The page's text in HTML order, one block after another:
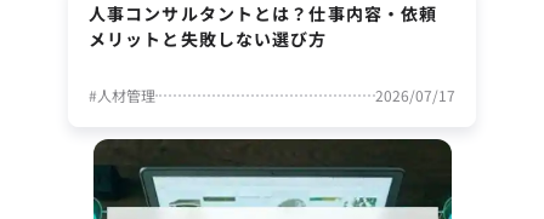
人事コンサルタントとは？仕事内容・依頼
メリットと失敗しない選び方
#人材管理 2026/07/17